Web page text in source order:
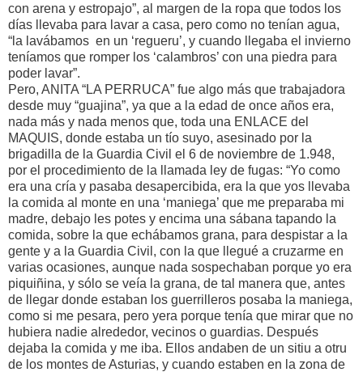
con arena y estropajo”, al margen de la ropa que todos los
días llevaba para lavar a casa, pero como no tenían agua,
“la lavábamos en un ‘regueru’, y cuando llegaba el invierno
teníamos que romper los ‘calambros’ con una piedra para
poder lavar”.
Pero, ANITA “LA PERRUCA” fue algo más que trabajadora
desde muy “guajina”, ya que a la edad de once años era,
nada más y nada menos que, toda una ENLACE del
MAQUIS, donde estaba un tío suyo, asesinado por la
brigadilla de la Guardia Civil el 6 de noviembre de 1.948,
por el procedimiento de la llamada ley de fugas: “Yo como
era una cría y pasaba desapercibida, era la que yos llevaba
la comida al monte en una ‘maniega’ que me preparaba mi
madre, debajo les potes y encima una sábana tapando la
comida, sobre la que echábamos grana, para despistar a la
gente y a la Guardia Civil, con la que llegué a cruzarme en
varias ocasiones, aunque nada sospechaban porque yo era
piquiñina, y sólo se veía la grana, de tal manera que, antes
de llegar donde estaban los guerrilleros posaba la maniega,
como si me pesara, pero yera porque tenía que mirar que no
hubiera nadie alrededor, vecinos o guardias. Después
dejaba la comida y me iba. Ellos andaben de un sitiu a otru
de los montes de Asturias, y cuando estaben en la zona de